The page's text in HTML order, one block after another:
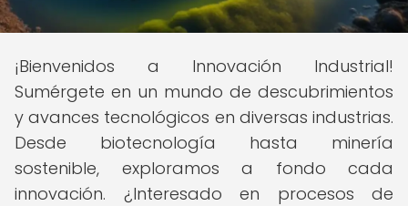
¡Bienvenidos a Innovación Industrial!
Sumérgete en un mundo de descubrimientos
y avances tecnológicos en diversas industrias.
Desde biotecnología hasta minería
sostenible, exploramos a fondo cada
innovación. ¿Interesado en procesos de